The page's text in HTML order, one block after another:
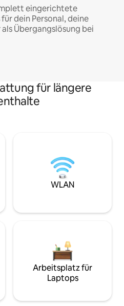
eingerichtete
dein Personal, deine
Übergangslösung bei
für längere
WLAN
Arbeitsplatz für
Laptops